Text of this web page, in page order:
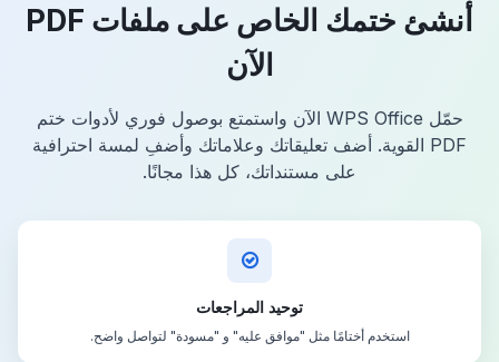
أنشئ ختمك الخاص على ملفات PDF
الآن
حمّل WPS Office الآن واستمتع بوصول فوري لأدوات ختم
PDF القوية. أضف تعليقاتك وعلاماتك وأضفِ لمسة احترافية
على مستنداتك، كل هذا مجانًا.
توحيد المراجعات
استخدم أختامًا مثل "موافق عليه" و "مسودة" لتواصل واضح.